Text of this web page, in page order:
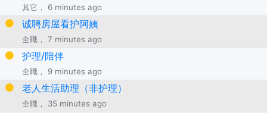
其它， 6 minutes ago
诚聘房屋看护阿姨
全職， 7 minutes ago
护理/陪伴
全職， 9 minutes ago
老人生活助理（非护理）
全職， 35 minutes ago